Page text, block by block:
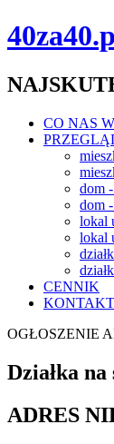
CO NAS
dom
dom
lokal
lokal
CENNIK
KONTAKT
OGŁOSZENIE
Działka
ADRES